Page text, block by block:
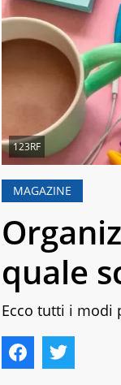
123RF
MAGAZINE
quale
Ecco tutti i modi